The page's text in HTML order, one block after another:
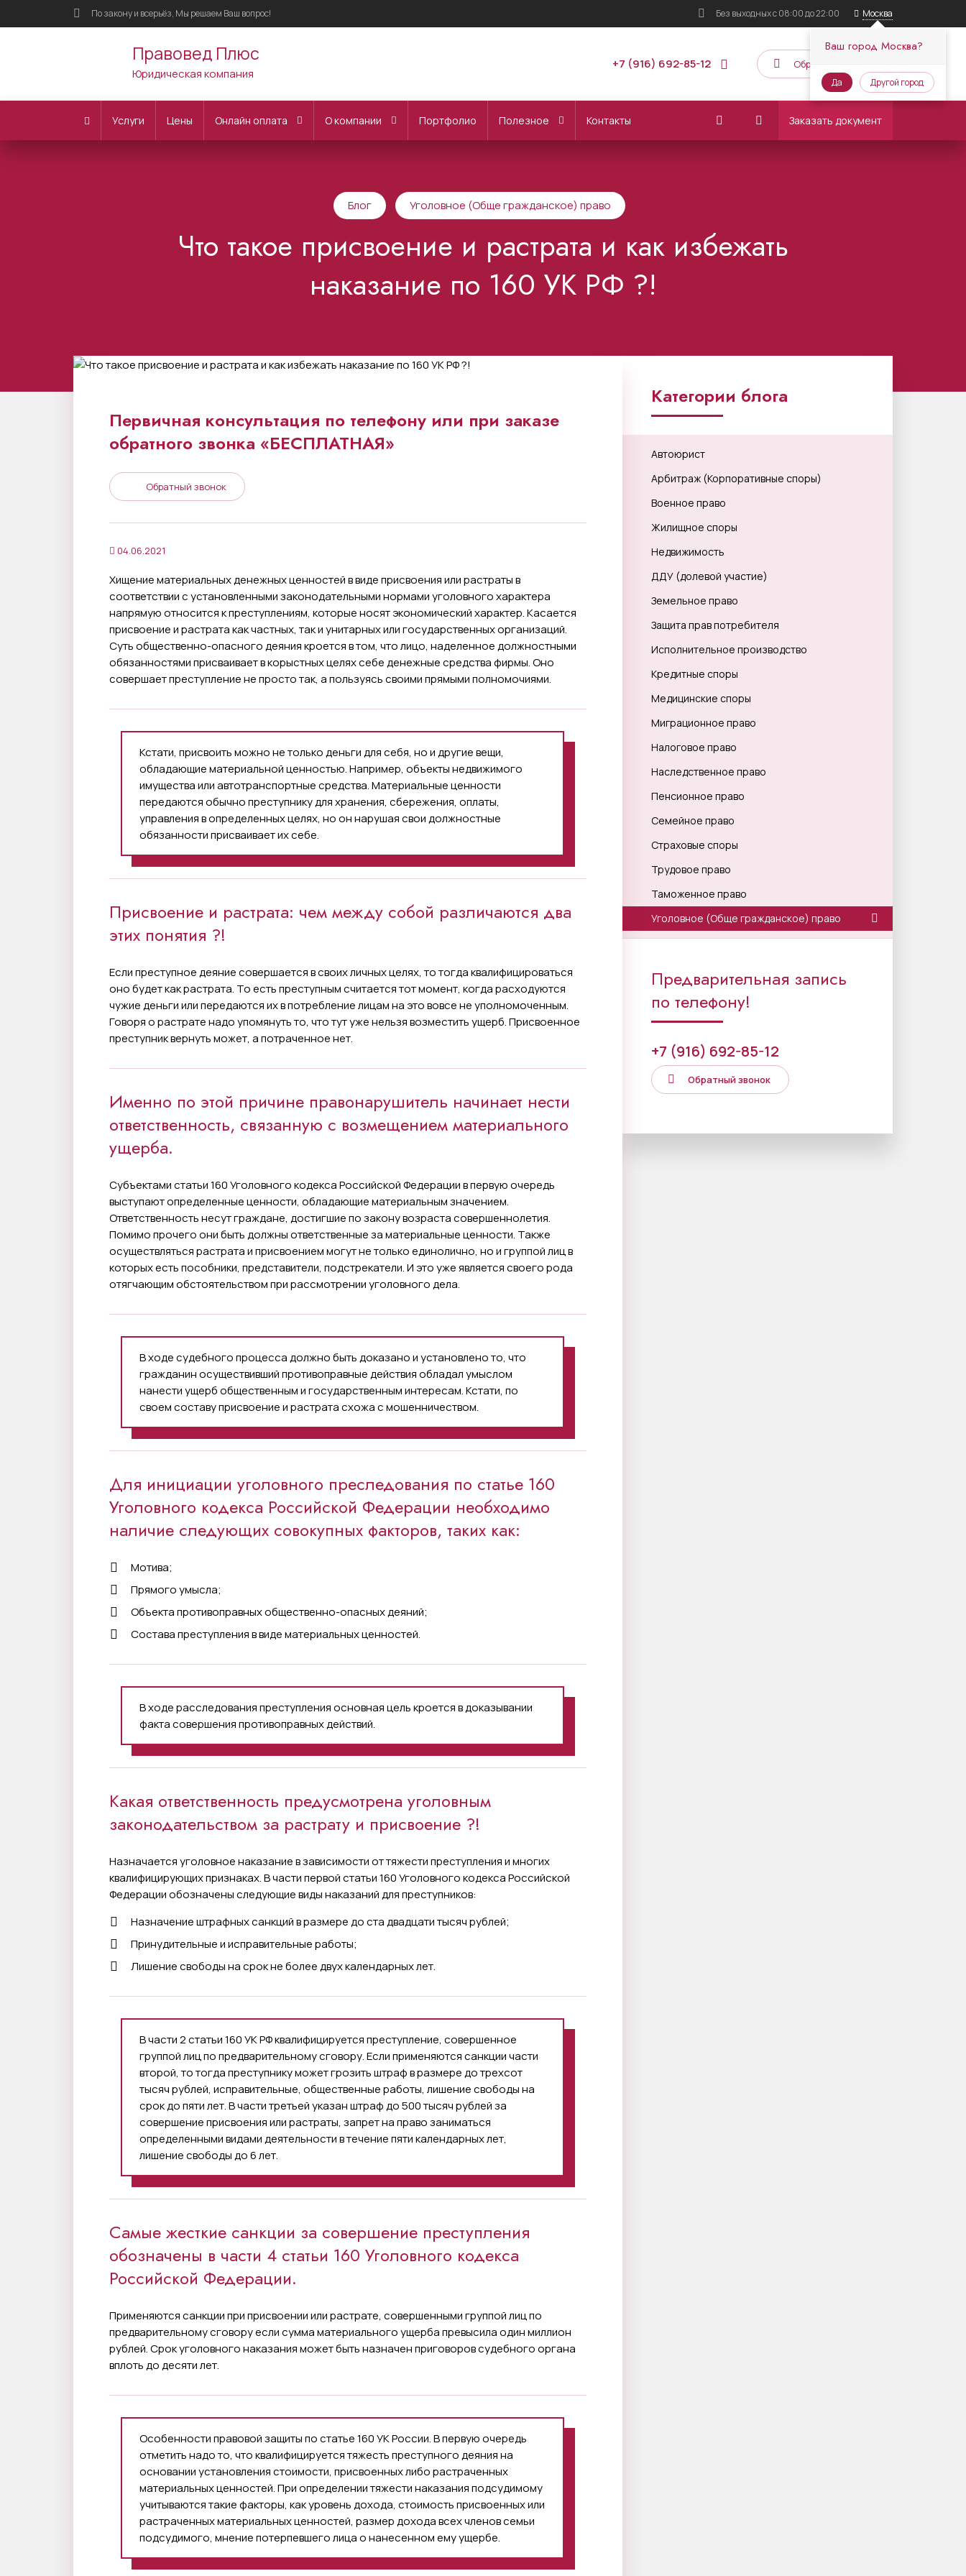
По закону и всерьёз, Мы решаем Ваш вопрос! Без выходныхс 08:00 до 22:00 Москва
Ваш город Москва?
Да Другой город
Правовед Плюс
Юридическая компания
+7 (916) 692-85-12 Обратный звонок
Услуги Цены Онлайн оплата О компании Портфолио Полезное Контакты Заказать документ
Блог Уголовное (Обще гражданское) право
Что такое присвоение и растрата и как избежать
наказание по 160 УК РФ ?!
Первичная консультация по телефону или при заказе
обратного звонка «БЕСПЛАТНАЯ»
Обратный звонок
04.06.2021
Хищение материальных денежных ценностей в виде присвоения или растраты в
соответствии с установленными законодательными нормами уголовного характера
напрямую относится к преступлениям, которые носят экономический характер. Касается
присвоение и растрата как частных, так и унитарных или государственных организаций.
Суть общественно-опасного деяния кроется в том, что лицо, наделенное должностными
обязанностями присваивает в корыстных целях себе денежные средства фирмы. Оно
совершает преступление не просто так, а пользуясь своими прямыми полномочиями.
Кстати, присвоить можно не только деньги для себя, но и другие вещи,
обладающие материальной ценностью. Например, объекты недвижимого
имущества или автотранспортные средства. Материальные ценности
передаются обычно преступнику для хранения, сбережения, оплаты,
управления в определенных целях, но он нарушая свои должностные
обязанности присваивает их себе.
Присвоение и растрата: чем между собой различаются два
этих понятия ?!
Если преступное деяние совершается в своих личных целях, то тогда квалифицироваться
оно будет как растрата. То есть преступным считается тот момент, когда расходуются
чужие деньги или передаются их в потребление лицам на это вовсе не уполномоченным.
Говоря о растрате надо упомянуть то, что тут уже нельзя возместить ущерб. Присвоенное
преступник вернуть может, а потраченное нет.
Именно по этой причине правонарушитель начинает нести
ответственность, связанную с возмещением материального
ущерба.
Субъектами статьи 160 Уголовного кодекса Российской Федерации в первую очередь
выступают определенные ценности, обладающие материальным значением.
Ответственность несут граждане, достигшие по закону возраста совершеннолетия.
Помимо прочего они быть должны ответственные за материальные ценности. Также
осуществляться растрата и присвоением могут не только единолично, но и группой лиц в
которых есть пособники, представители, подстрекатели. И это уже является своего рода
отягчающим обстоятельством при рассмотрении уголовного дела.
В ходе судебного процесса должно быть доказано и установлено то, что
гражданин осуществивший противоправные действия обладал умыслом
нанести ущерб общественным и государственным интересам. Кстати, по
своем составу присвоение и растрата схожа с мошенничеством.
Для инициации уголовного преследования по статье 160
Уголовного кодекса Российской Федерации необходимо
наличие следующих совокупных факторов, таких как:
Мотива;
Прямого умысла;
Объекта противоправных общественно-опасных деяний;
Состава преступления в виде материальных ценностей.
В ходе расследования преступления основная цель кроется в доказывании
факта совершения противоправных действий.
Какая ответственность предусмотрена уголовным
законодательством за растрату и присвоение ?!
Назначается уголовное наказание в зависимости от тяжести преступления и многих
квалифицирующих признаках. В части первой статьи 160 Уголовного кодекса Российской
Федерации обозначены следующие виды наказаний для преступников:
Назначение штрафных санкций в размере до ста двадцати тысяч рублей;
Принудительные и исправительные работы;
Лишение свободы на срок не более двух календарных лет.
В части 2 статьи 160 УК РФ квалифицируется преступление, совершенное
группой лиц по предварительному сговору. Если применяются санкции части
второй, то тогда преступнику может грозить штраф в размере до трехсот
тысяч рублей, исправительные, общественные работы, лишение свободы на
срок до пяти лет. В части третьей указан штраф до 500 тысяч рублей за
совершение присвоения или растраты, запрет на право заниматься
определенными видами деятельности в течение пяти календарных лет,
лишение свободы до 6 лет.
Самые жесткие санкции за совершение преступления
обозначены в части 4 статьи 160 Уголовного кодекса
Российской Федерации.
Применяются санкции при присвоении или растрате, совершенными группой лиц по
предварительному сговору если сумма материального ущерба превысила один миллион
рублей. Срок уголовного наказания может быть назначен приговоров судебного органа
вплоть до десяти лет.
Особенности правовой защиты по статье 160 УК России. В первую очередь
отметить надо то, что квалифицируется тяжесть преступного деяния на
основании установления стоимости, присвоенных либо растраченных
материальных ценностей. При определении тяжести наказания подсудимому
учитываются такие факторы, как уровень дохода, стоимость присвоенных или
растраченных материальных ценностей, размер дохода всех членов семьи
подсудимого, мнение потерпевшего лица о нанесенном ему ущербе.
Категории блога
Автоюрист
Арбитраж (Корпоративные споры)
Военное право
Жилищное споры
Недвижимость
ДДУ (долевой участие)
Земельное право
Защита прав потребителя
Исполнительное производство
Кредитные споры
Медицинские споры
Миграционное право
Налоговое право
Наследственное право
Пенсионное право
Семейное право
Страховые споры
Трудовое право
Таможенное право
Уголовное (Обще гражданское) право
Предварительная запись
по телефону!
+7 (916) 692-85-12
Обратный звонок